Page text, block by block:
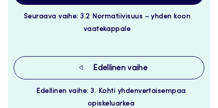
Seuraava vaihe: 3.2 Normatiivisuus – yhden koon
vaatekappale
Edellinen vaihe
Edellinen vaihe: 3. Kohti yhdenvertaisempaa
opiskeluarkea